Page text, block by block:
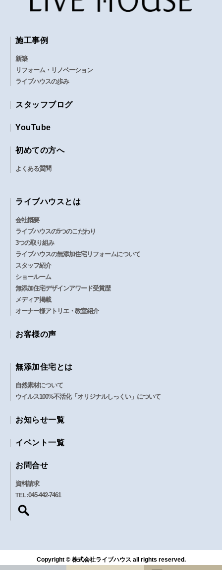
施工事例
新築
リフォーム・リノベーション
ライブハウスの歩み
スタッフブログ
YouTube
初めての方へ
よくある質問
ライブハウスとは
会社概要
ライブハウスの5つのこだわり
3つの取り組み
ライブハウスの無添加住宅リフォームについて
スタッフ紹介
ショールーム
無添加住宅デザインアワード受賞歴
メディア掲載
オーナー様アトリエ・教室紹介
お客様の声
無添加住宅とは
自然素材について
ウイルス100%不活化「オリジナルしっくい」について
お知らせ一覧
イベント一覧
お問合せ
資料請求
TEL:045-442-7461
Copyright © 株式会社ライブハウス all rights reserved.